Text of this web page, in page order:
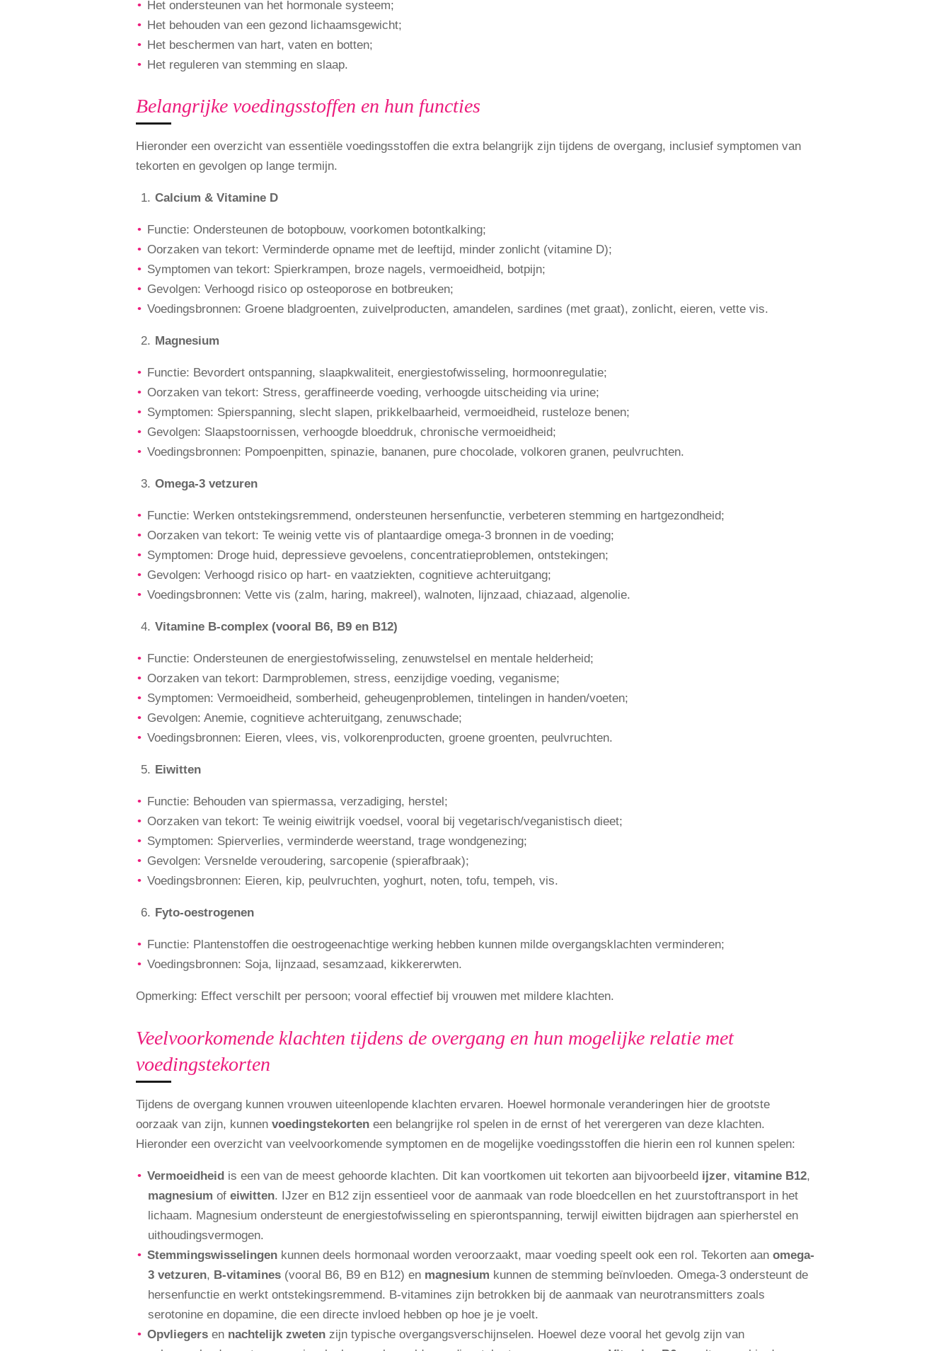
Het ondersteunen van het hormonale systeem;
Het behouden van een gezond lichaamsgewicht;
Het beschermen van hart, vaten en botten;
Het reguleren van stemming en slaap.
Belangrijke voedingsstoffen en hun functies
Hieronder een overzicht van essentiële voedingsstoffen die extra belangrijk zijn tijdens de overgang, inclusief symptomen van
tekorten en gevolgen op lange termijn.
Calcium & Vitamine D
Functie: Ondersteunen de botopbouw, voorkomen botontkalking;
Oorzaken van tekort: Verminderde opname met de leeftijd, minder zonlicht (vitamine D);
Symptomen van tekort: Spierkrampen, broze nagels, vermoeidheid, botpijn;
Gevolgen: Verhoogd risico op osteoporose en botbreuken;
Voedingsbronnen: Groene bladgroenten, zuivelproducten, amandelen, sardines (met graat), zonlicht, eieren, vette vis.
Magnesium
Functie: Bevordert ontspanning, slaapkwaliteit, energiestofwisseling, hormoonregulatie;
Oorzaken van tekort: Stress, geraffineerde voeding, verhoogde uitscheiding via urine;
Symptomen: Spierspanning, slecht slapen, prikkelbaarheid, vermoeidheid, rusteloze benen;
Gevolgen: Slaapstoornissen, verhoogde bloeddruk, chronische vermoeidheid;
Voedingsbronnen: Pompoenpitten, spinazie, bananen, pure chocolade, volkoren granen, peulvruchten.
Omega-3 vetzuren
Functie: Werken ontstekingsremmend, ondersteunen hersenfunctie, verbeteren stemming en hartgezondheid;
Oorzaken van tekort: Te weinig vette vis of plantaardige omega-3 bronnen in de voeding;
Symptomen: Droge huid, depressieve gevoelens, concentratieproblemen, ontstekingen;
Gevolgen: Verhoogd risico op hart- en vaatziekten, cognitieve achteruitgang;
Voedingsbronnen: Vette vis (zalm, haring, makreel), walnoten, lijnzaad, chiazaad, algenolie.
Vitamine B-complex (vooral B6, B9 en B12)
Functie: Ondersteunen de energiestofwisseling, zenuwstelsel en mentale helderheid;
Oorzaken van tekort: Darmproblemen, stress, eenzijdige voeding, veganisme;
Symptomen: Vermoeidheid, somberheid, geheugenproblemen, tintelingen in handen/voeten;
Gevolgen: Anemie, cognitieve achteruitgang, zenuwschade;
Voedingsbronnen: Eieren, vlees, vis, volkorenproducten, groene groenten, peulvruchten.
Eiwitten
Functie: Behouden van spiermassa, verzadiging, herstel;
Oorzaken van tekort: Te weinig eiwitrijk voedsel, vooral bij vegetarisch/veganistisch dieet;
Symptomen: Spierverlies, verminderde weerstand, trage wondgenezing;
Gevolgen: Versnelde veroudering, sarcopenie (spierafbraak);
Voedingsbronnen: Eieren, kip, peulvruchten, yoghurt, noten, tofu, tempeh, vis.
Fyto-oestrogenen
Functie: Plantenstoffen die oestrogeenachtige werking hebben kunnen milde overgangsklachten verminderen;
Voedingsbronnen: Soja, lijnzaad, sesamzaad, kikkererwten.
Opmerking: Effect verschilt per persoon; vooral effectief bij vrouwen met mildere klachten.
Veelvoorkomende klachten tijdens de overgang en hun mogelijke relatie met
voedingstekorten
Tijdens de overgang kunnen vrouwen uiteenlopende klachten ervaren. Hoewel hormonale veranderingen hier de grootste
oorzaak van zijn, kunnen voedingstekorten een belangrijke rol spelen in de ernst of het verergeren van deze klachten.
Hieronder een overzicht van veelvoorkomende symptomen en de mogelijke voedingsstoffen die hierin een rol kunnen spelen:
Vermoeidheid is een van de meest gehoorde klachten. Dit kan voortkomen uit tekorten aan bijvoorbeeld ijzer,vitamine B12,
magnesium of eiwitten. IJzer en B12 zijn essentieel voor de aanmaak van rode bloedcellen en het zuurstoftransport in het
lichaam. Magnesium ondersteunt de energiestofwisseling en spierontspanning, terwijl eiwitten bijdragen aan spierherstel en
uithoudingsvermogen.
Stemmingswisselingen kunnen deels hormonaal worden veroorzaakt, maar voeding speelt ook een rol. Tekorten aanomega-
3 vetzuren, B-vitamines (vooral B6, B9 en B12) en magnesium kunnen de stemming beïnvloeden. Omega-3 ondersteunt de
hersenfunctie en werkt ontstekingsremmend. B-vitamines zijn betrokken bij de aanmaak van neurotransmitters zoals
serotonine en dopamine, die een directe invloed hebben op hoe je je voelt.
Opvliegers en nachtelijk zweten zijn typische overgangsverschijnselen. Hoewel deze vooral het gevolg zijn van